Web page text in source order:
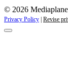
© 2026
Privacy Policy Revise